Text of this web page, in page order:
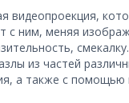
с ним, меняя
из частей
а также с